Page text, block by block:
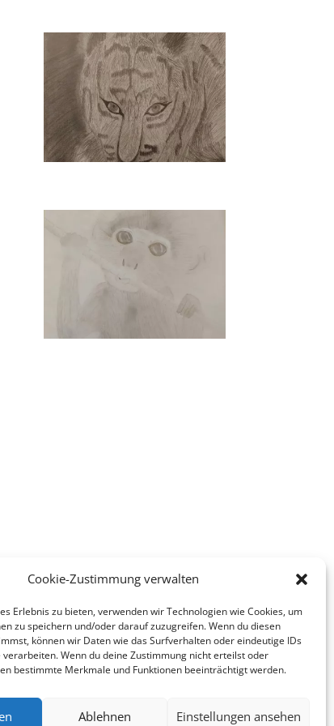
Cookie-Zustimmung verwalten
Erlebnis zu bieten, verwenden wir Technologien wie Cookies, um
zu speichern und/oder darauf zuzugreifen. Wenn du diesen
können wir Daten wie das Surfverhalten oder eindeutige IDs
Wenn du deine Zustimmung nicht erteilst oder
bestimmte Merkmale und Funktionen beeinträchtigt werden.
Ablehnen Einstellungen ansehen